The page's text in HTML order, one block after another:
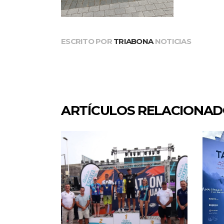
ESCRITO POR TRIABONA NOTICIAS
ARTÍCULOS